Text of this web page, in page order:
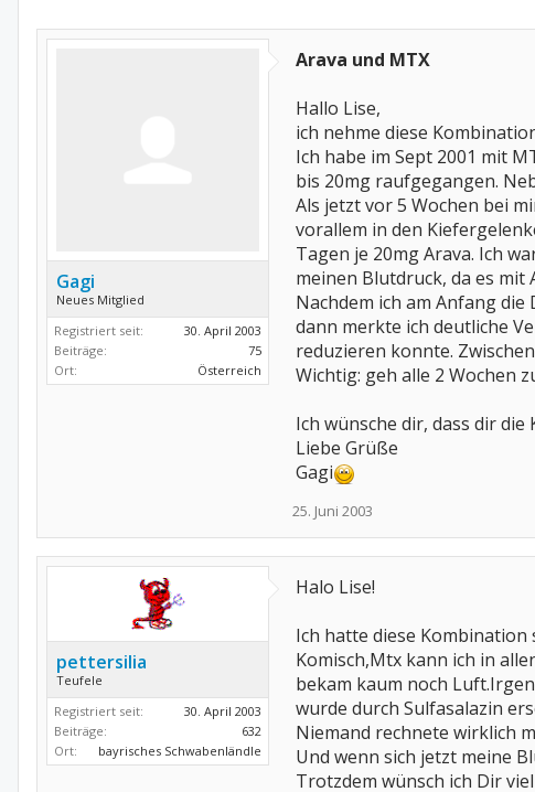
Gagi
Neues Mitglied
Registriert seit:
30. April 2003
Beiträge:
75
Ort:
Österreich
Arava und MTX
Hallo Lise,
ich nehme diese
Ich habe im Sept 2001 mit
bis 20mg raufgegangen.
Als jetzt vor 5 Wochen bei
vorallem in den
Tagen je 20mg Arava. Ich
meinen Blutdruck, da es mit
Nachdem ich am Anfang
dann merkte ich deutliche
reduzieren konnte.
Wichtig: geh alle 2 Wochen
Ich wünsche dir, dass dir
Liebe Grüße
Gagi
25. Juni 2003
pettersilia
Teufele
Registriert seit:
30. April 2003
Beiträge:
632
Ort:
bayrisches Schwabenländle
Halo Lise!
Ich hatte diese Kombination
Komisch,Mtx kann ich in
bekam kaum noch
wurde durch Sulfasalazin
Niemand rechnete wirklich
Und wenn sich jetzt meine
Trotzdem wünsch ich Dir